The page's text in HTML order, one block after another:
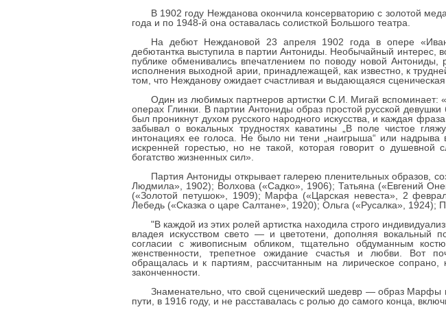
В 1902 году Нежданова окончила консерваторию с золотой
года и по 1948-й она оставалась солисткой Большого театра.
На дебют Неждановой 23 апреля 1902 года в опере «Иван
дебютантка выступила в партии Антониды. Необычайный интерес,
публике обменивались впечатлением по поводу новой
исполнения выходной арии, принадлежащей, как известно, к
том, что Нежданову ожидает счастливая и выдающаяся сценическая
Один из любимых партнеров артистки С.И. Мигай вспоминает:
операх Глинки. В партии Антониды образ простой русской
был проникнут духом русского народного искусства, и каждая
забывал о вокальных трудностях каватины „В поле чистое
интонациях ее голоса. Не было ни тени „наигрыша“ или
искренней горестью, но не такой, которая говорит о душевной
богатство жизненных сил».
Партия Антониды открывает галерею пленительных образов,
Людмила», 1902); Волхова («Садко», 1906); Татьяна («Евгений
(«Золотой петушок», 1909); Марфа («Царская невеста», 2
Лебедь («Сказка о царе Салтане», 1920); Ольга («Русалка», 1924);
"В каждой из этих ролей артистка находила строго
владея искусством свето — и цветотени, дополняя вокальный
согласии с живописным обликом, тщательно обдуманным
женственности, трепетное ожидание счастья и любви. Вот
обращалась и к партиям, рассчитанным на лирическое сопрано,
законченности.
Знаменательно, что свой сценический шедевр — образ Марфы
пути, в 1916 году, и не расставалась с ролью до самого конца,